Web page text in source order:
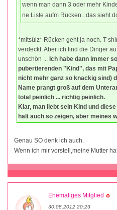
wenn man dann 3 oder mehr
ne Liste aufm Rücken.. das sieht
*mitsülz* Rücken geht ja noch. T-
verdeckt. Aber ich find die Dinger
unschön ... Ich habe dann immer
pubertierenden "Kind", das mit
nicht mehr ganz so knackig sind)
Name prangt groß auf dem
total peinlich ... richtig peinlich.
Klar, man liebt sein Kind und
halt auch so zeigen, aber meines
Genau SO denk ich auch.
Wenn ich mir vorstell,meine Mutter
Ehemaliges Mitglied
30.08.2012 20:23